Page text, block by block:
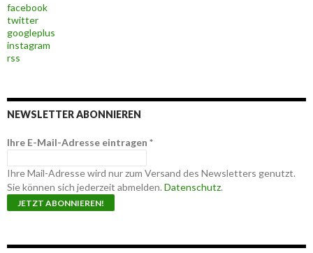
facebook
twitter
googleplus
instagram
rss
NEWSLETTER ABONNIEREN
Ihre E-Mail-Adresse eintragen *
Ihre Mail-Adresse wird nur zum Versand des Newsletters genutzt.
Sie können sich jederzeit abmelden. Datenschutz.